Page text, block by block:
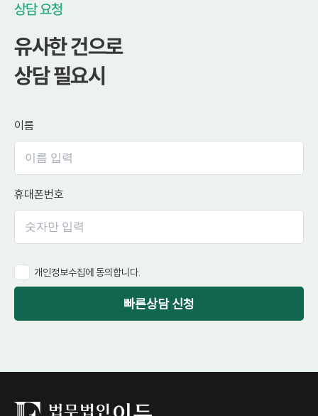
상담 요청
유사한 건으로
상담 필요시
이름
휴대폰번호
개인정보수집에 동의합니다.
빠른상담 신청